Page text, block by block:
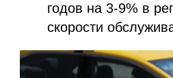
годов на 3-9% в
скорости